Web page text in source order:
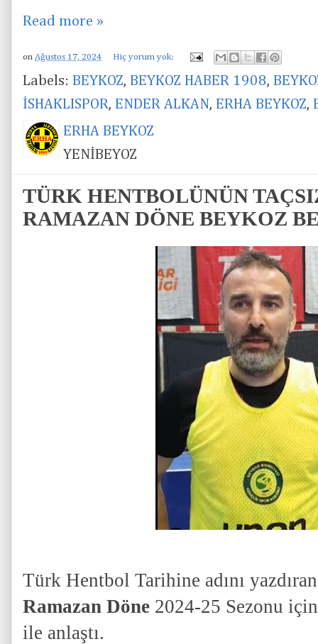
Read more »
on Ağustos 17, 2024 Hiç yorum yok:
Labels: BEYKOZ, BEYKOZ HABER 1908,
İSHAKLISPOR, ENDER ALKAN, ERHA BEYKOZ,
ERHA BEYKOZ
YENİBEYOZ
TÜRK HENTBOLÜNÜN
RAMAZAN DÖNE BEYKOZ
Türk Hentbol Tarihine adını
Ramazan Döne 2024-25 Sezonu
ile anlaştı.